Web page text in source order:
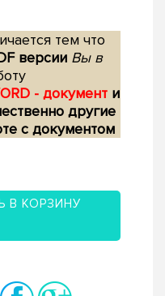
тем что
версии Вы в
- документ и
другие
с документом
В КОРЗИНУ